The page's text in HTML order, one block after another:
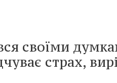
своїми
страх,